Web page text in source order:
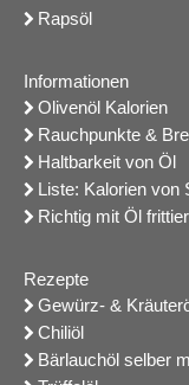
Rapsöl
Informationen
Olivenöl Kalorien
Rauchpunkte &
Haltbarkeit von Öl
Liste: Kalorien von
Richtig mit Öl
Rezepte
Gewürz- &
Chiliöl
Bärlauchöl selber